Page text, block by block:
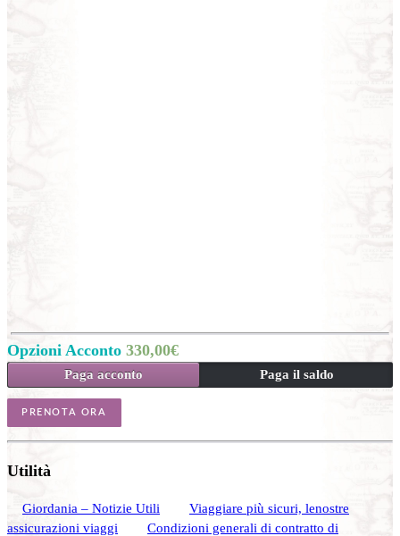
Opzioni Acconto 330,00€
Paga acconto Paga il saldo
PRENOTA ORA
Utilità
Giordania – Notizie Utili
Viaggiare più sicuri, lenostre
assicurazioni viaggi
Condizioni generali di contratto di